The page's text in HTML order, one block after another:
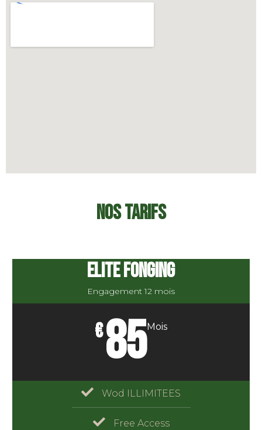
NOS TARIFS
ELITE FONGING
Engagement 12 mois
€85Mois
Wod ILLIMITEES
Free Access